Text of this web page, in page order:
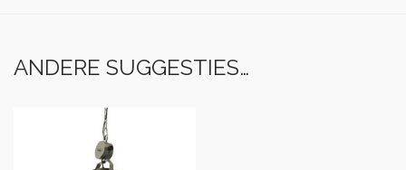
ANDERE SUGGESTIES…